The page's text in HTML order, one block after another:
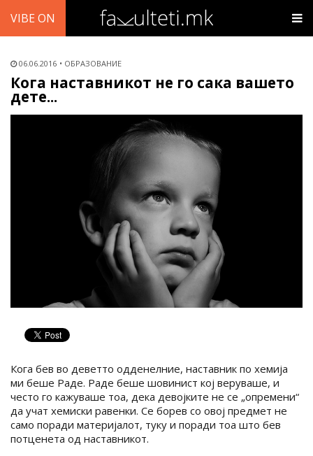
VIBE ON
06.06.2016 ОБРАЗОВАНИЕ
Кога наставникот не го сака вашето
дете...
Кога бев во деветто одденелние, наставник по хемија
ми беше Раде. Раде беше шовинист кој веруваше, и
често го кажуваше тоа, дека девојките не се „опремени“
да учат хемиски равенки. Се борев со овој предмет не
само поради материјалот, туку и поради тоа што бев
потценета од наставникот.